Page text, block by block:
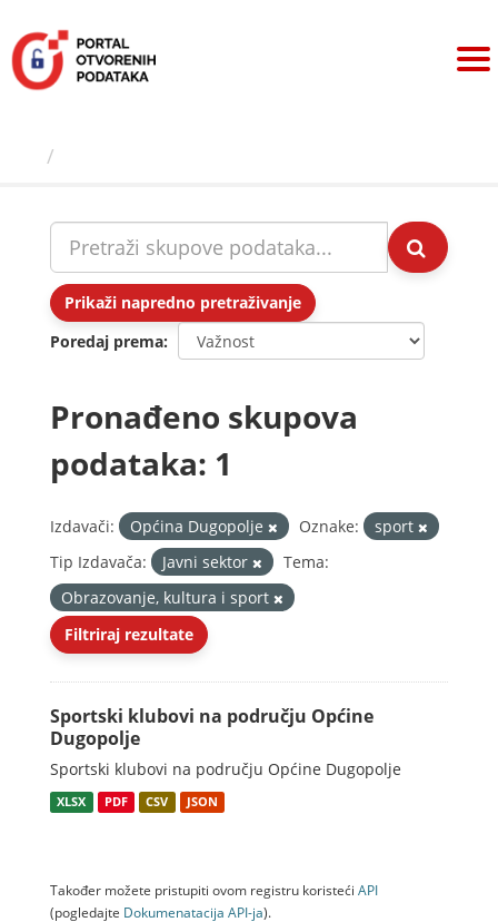
sadržaj
Prikaži napredno pretraživanje
Poredaj prema
Pronađeno skupova
podataka: 1
Izdavači: Općina Dugopolje Oznake:
sport
Tip Izdavača:
Javni sektor
Tema:
Obrazovanje, kultura i sport
Filtriraj rezultate
Sportski klubovi na području Općine
Dugopolje
Sportski klubovi na području Općine Dugopolje
XLSX PDF CSV JSON
Također možete pristupiti ovom registru koristeći API
(pogledajte Dokumenаtаcijа API-jа).